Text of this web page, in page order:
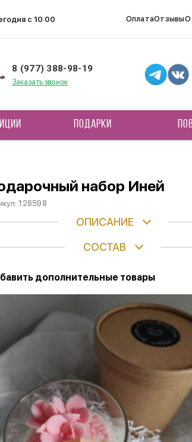
с 10:00 ОплатаОтзывыО
8 (977) 388-98-19
Заказать звонок
ПОДАРКИ
набор Иней
128598
ОПИСАНИЕ
СОСТАВ
дополнительные товары